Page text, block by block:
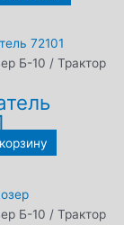
Б-10 / Трактор
Б-10 / Трактор